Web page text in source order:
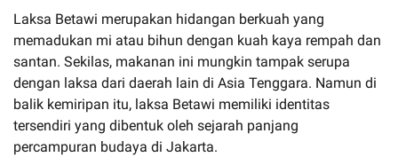
Laksa Betawi merupakan hidangan berkuah yang
memadukan mi atau bihun dengan kuah kaya rempah dan
santan. Sekilas, makanan ini mungkin tampak serupa
dengan laksa dari daerah lain di Asia Tenggara. Namun di
balik kemiripan itu, laksa Betawi memiliki identitas
tersendiri yang dibentuk oleh sejarah panjang
percampuran budaya di Jakarta.